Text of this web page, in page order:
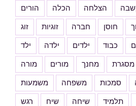
הורים הכלה הצלחה
זוג זוגיות חברה חוסן
ילד ילדה ילדים כבוד
מורה מורים מחנך מסגרת
משמעות משפחה סמכות
רגש שיח שיחה תלמיד